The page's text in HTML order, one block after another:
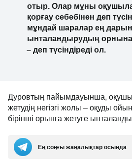
отыр. Олар мұны
қорғау себебінен деп
мұндай шаралар ең
ынталандырудың орнына
– деп түсіндіреді ол.
Дуровтың пайымдауынша,
жетудің негізгі жолы – оқуды
бірінші орынға жетуге
Ең соңғы жаңалықтар осында